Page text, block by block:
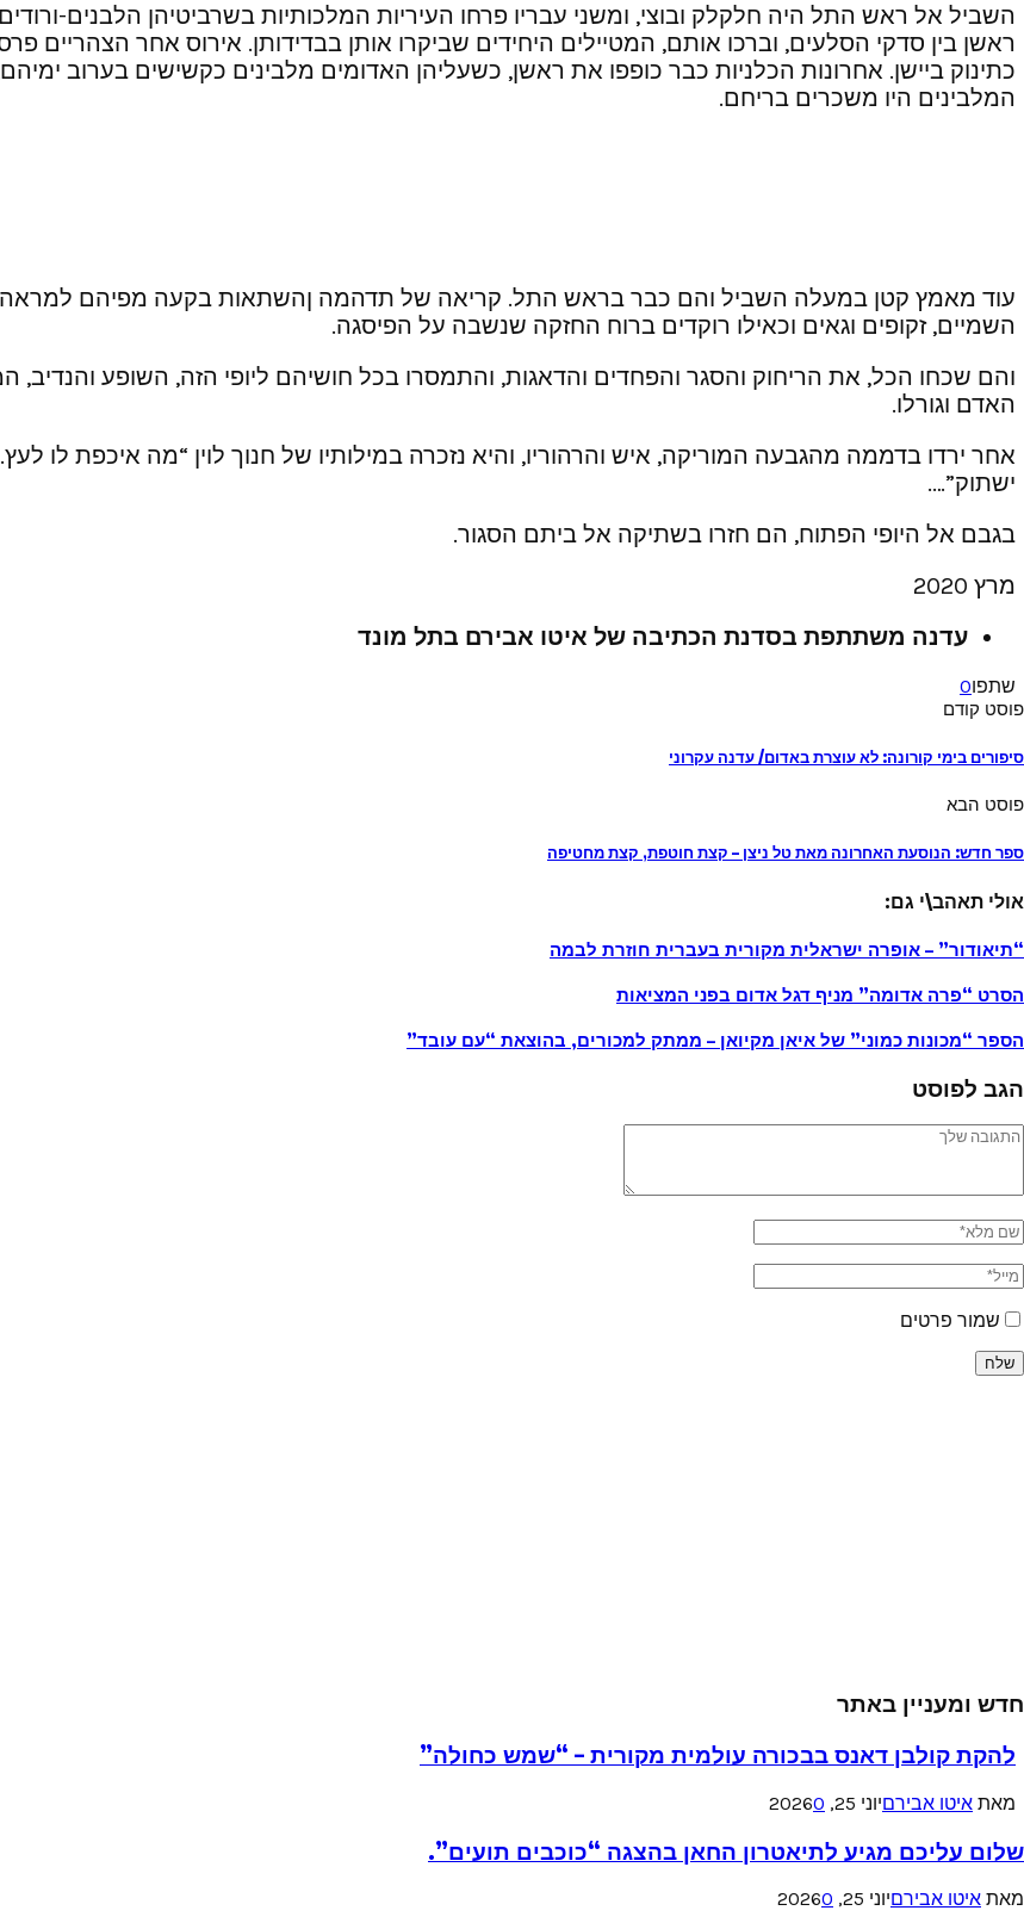
השביל אל ראש התל היה חלקלק ובוצי, ומשני עבריו פרחו העיריות המלכותיות בשרביטיהן הלבנים-
ראשן בין סדקי הסלעים, וברכו אותם, המטיילים היחידים שביקרו אותן בבדידותן. אירוס אחר הצהריים
כתינוק ביישן. אחרונות הכלניות כבר כופפו את ראשן, כשעליהן האדומים מלבינים כקשישים בערוב
המלבינים היו משכרים בריחם.
עוד מאמץ קטן במעלה השביל והם כבר בראש התל. קריאה של תדהמה ןהשתאות בקעה מפיהם
השמיים, זקופים וגאים וכאילו רוקדים ברוח החזקה שנשבה על הפיסגה.
והם שכחו הכל, את הריחוק והסגר והפחדים והדאגות, והתמסרו בכל חושיהם ליופי הזה, השופע והנדיב,
האדם וגורלו.
אחר ירדו בדממה מהגבעה המוריקה, איש והרהוריו, והיא נזכרה במילותיו של חנוך לוין “מה איכפת לו
ישתוק”….
בגבם אל היופי הפתוח, הם חזרו בשתיקה אל ביתם הסגור.
מרץ 2020
עדנה משתתפת בסדנת הכתיבה של איטו אבירם בתל מונד
שתפו0
פוסט קודם
סיפורים בימי קורונה: לא עוצרת באדום/ עדנה עקרוני
פוסט הבא
ספר חדש: הנוסעת האחרונה מאת טל ניצן – קצת חוטפת, קצת מחטיפה
אולי תאהב\י גם:
“תיאודור” – אופרה ישראלית מקורית בעברית חוזרת לבמה
הסרט “פרה אדומה” מניף דגל אדום בפני המציאות
הספר “מכונות כמוני” של איאן מקיואן – ממתק למכורים, בהוצאת “עם עובד”
הגב לפוסט
שמור פרטים
חדש ומעניין באתר
להקת קולבן דאנס בבכורה עולמית מקורית – “שמש כחולה”
מאת איטו אבירםיוני 25, 2026 0
שלום עליכם מגיע לתיאטרון החאן בהצגה “כוכבים תועים”.
מאת איטו אבירםיוני 25, 2026 0